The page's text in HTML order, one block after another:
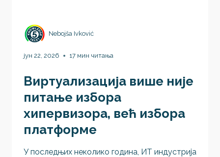
Nebojša Ivković
јун 22, 2026 17 мин читања
Виртуaлизација више није
питање избора
хипервизора, већ избора
платформе
У последњих неколико година, ИТ индустрија